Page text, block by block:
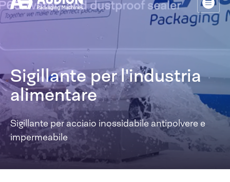
Menù
Sigillante per l'industria
alimentare
Sigillante per acciaio inossidabile antipolvere e
impermeabile